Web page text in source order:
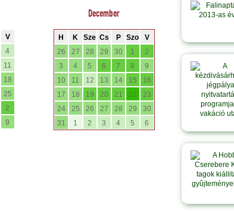
V
4
11
18
25
2
9
December
H K Sze Cs P Szo
V
26
27 28 29 30 1
2
3
4 5 6 7 8
9
10
11 12 13 14 15
16
17
18 19 20 21 22
23
24
25 26 27 28 29
30
31
1 2 3 4 5 6